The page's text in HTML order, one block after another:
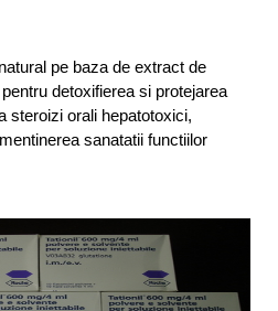
pe baza de extract de
detoxifierea si protejarea
steroizi orali hepatotoxici,
sanatatii functiilor